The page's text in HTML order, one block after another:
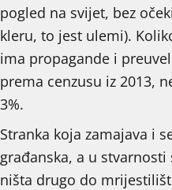
pogled na svijet, bez
kleru, to jest ulemi).
ima propagande i
prema cenzusu iz 2013,
3%.
Stranka koja zamajava i
građanska, a u stvarnosti
ništa drugo do